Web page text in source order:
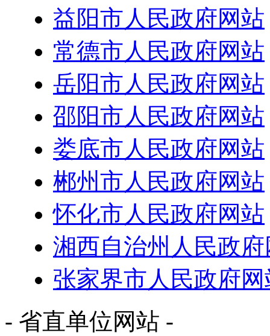
益阳市人民政府网站
常德市人民政府网站
岳阳市人民政府网站
邵阳市人民政府网站
娄底市人民政府网站
郴州市人民政府网站
怀化市人民政府网站
湘西自治州人民政
张家界市人民政府网
- 省直单位网站 -